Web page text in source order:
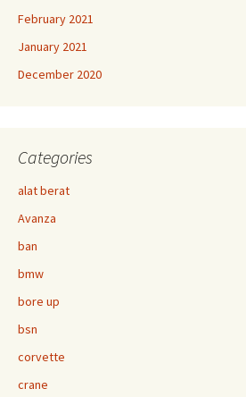
February 2021
January 2021
December 2020
Categories
alat berat
Avanza
ban
bmw
bore up
bsn
corvette
crane